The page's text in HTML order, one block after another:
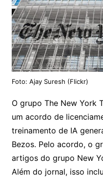
Foto: Ajay Suresh (Flickr)
O grupo The New York
um acordo de
treinamento de IA
Bezos. Pelo acordo, o
artigos do grupo New
Além do jornal, isso